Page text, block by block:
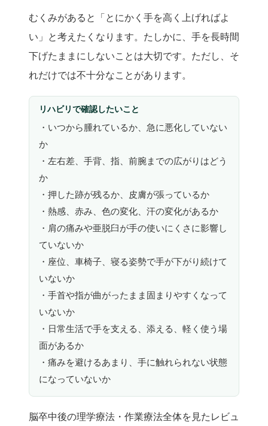
むくみがあると「とにかく手を高く上げればよ
い」と考えたくなります。たしかに、手を長時間
下げたままにしないことは大切です。ただし、そ
れだけでは不十分なことがあります。
リハビリで確認したいこと
・いつから腫れているか、急に悪化していない
か
・左右差、手背、指、前腕までの広がりはどう
か
・押した跡が残るか、皮膚が張っているか
・熱感、赤み、色の変化、汗の変化があるか
・肩の痛みや亜脱臼が手の使いにくさに影響し
ていないか
・座位、車椅子、寝る姿勢で手が下がり続けて
いないか
・手首や指が曲がったまま固まりやすくなって
いないか
・日常生活で手を支える、添える、軽く使う場
面があるか
・痛みを避けるあまり、手に触れられない状態
になっていないか
脳卒中後の理学療法・作業療法全体を見たレビュ